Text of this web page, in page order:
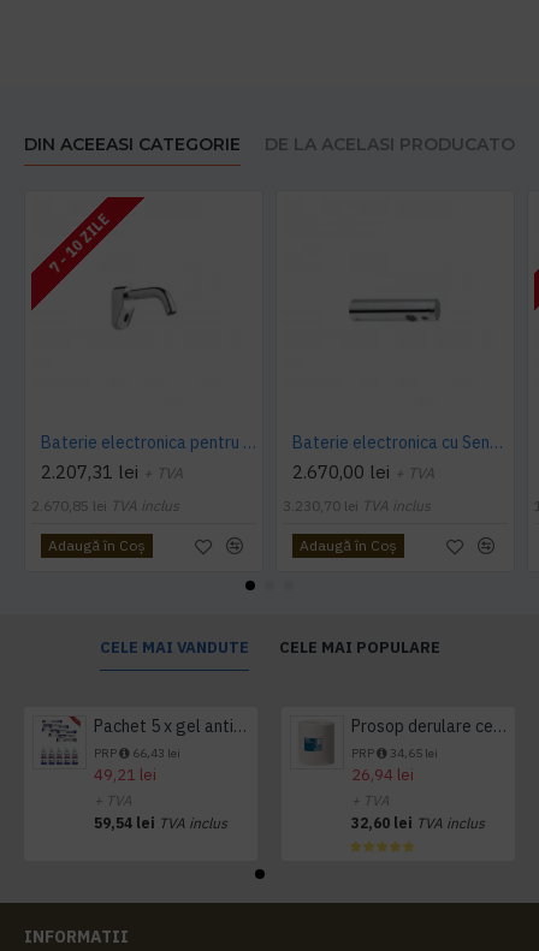
DIN ACEEASI CATEGORIE DE LA ACELASI PRODUCATOR
7 - 10 ZILE
Baterie electronica pentru lavoar Presto SENSAO 6100 - Wall mounted valve 230V, Presto
2.207,31 lei + TVA
2.670,85 lei TVA inclus
Adaugă în Coş
Baterie electronica cu Senzor tubulara pentru lavoar, montare pe perete, 6 V, fara mixer, material Cromat, Idral
2.670,00 lei + TVA
3.230,70 lei TVA inclus
Adaugă în Coş
CELE MAI VANDUTE CELE MAI POPULARE
Pachet 5 x gel antibacterian 50ml si 3 x Servetele antibacteriene 48 buc Hygienium
PRP 66,43 lei
49,21 lei
+ TVA
59,54 lei TVA inclus
Prosop derulare centrala 1 pliu, 300 m Tork
PRP 34,65 lei
26,94 lei
+ TVA
32,60 lei TVA inclus
INFORMATII